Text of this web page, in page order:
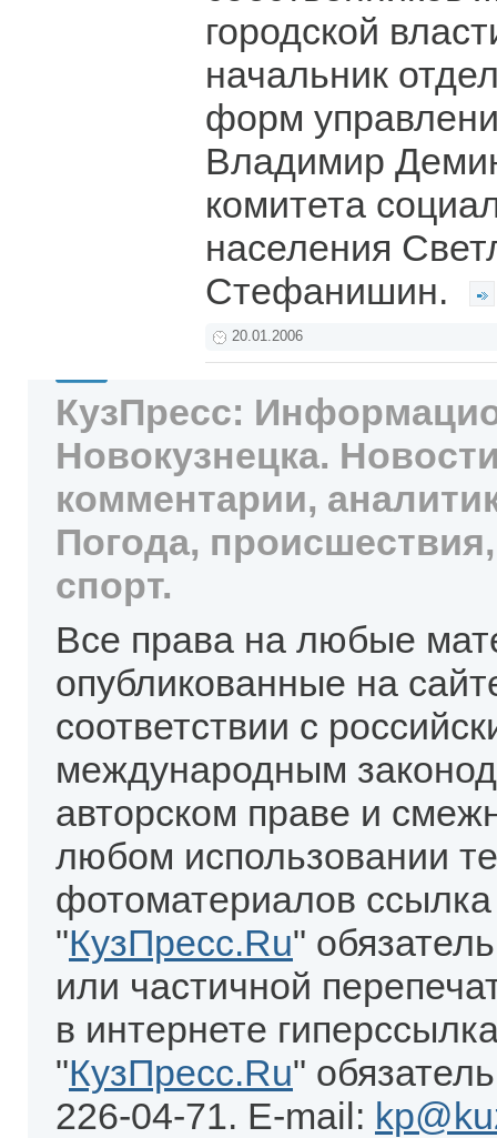
городской
начальник
форм
Владимир
комитета
населения
Стефанишин.
20.01.2006
КузПресс:
Новокузнецка.
комментарии,
Погода,
спорт.
Все права на любые
опубликованные на
соответствии с
международным
авторском праве и
любом использовании
фотоматериалов
"КузПресс.Ru"
или частичной
в интернете
"КузПресс.Ru"
226-04-71. E-mail: